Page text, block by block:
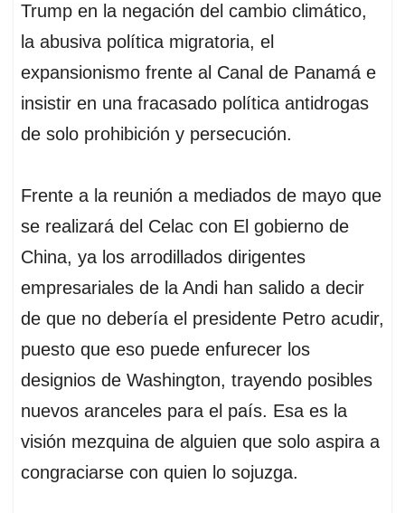
Trump en la negación del cambio climático,
la abusiva política migratoria, el
expansionismo frente al Canal de Panamá e
insistir en una fracasado política antidrogas
de solo prohibición y persecución.
Frente a la reunión a mediados de mayo que
se realizará del Celac con El gobierno de
China, ya los arrodillados dirigentes
empresariales de la Andi han salido a decir
de que no debería el presidente Petro acudir,
puesto que eso puede enfurecer los
designios de Washington, trayendo posibles
nuevos aranceles para el país. Esa es la
visión mezquina de alguien que solo aspira a
congraciarse con quien lo sojuzga.